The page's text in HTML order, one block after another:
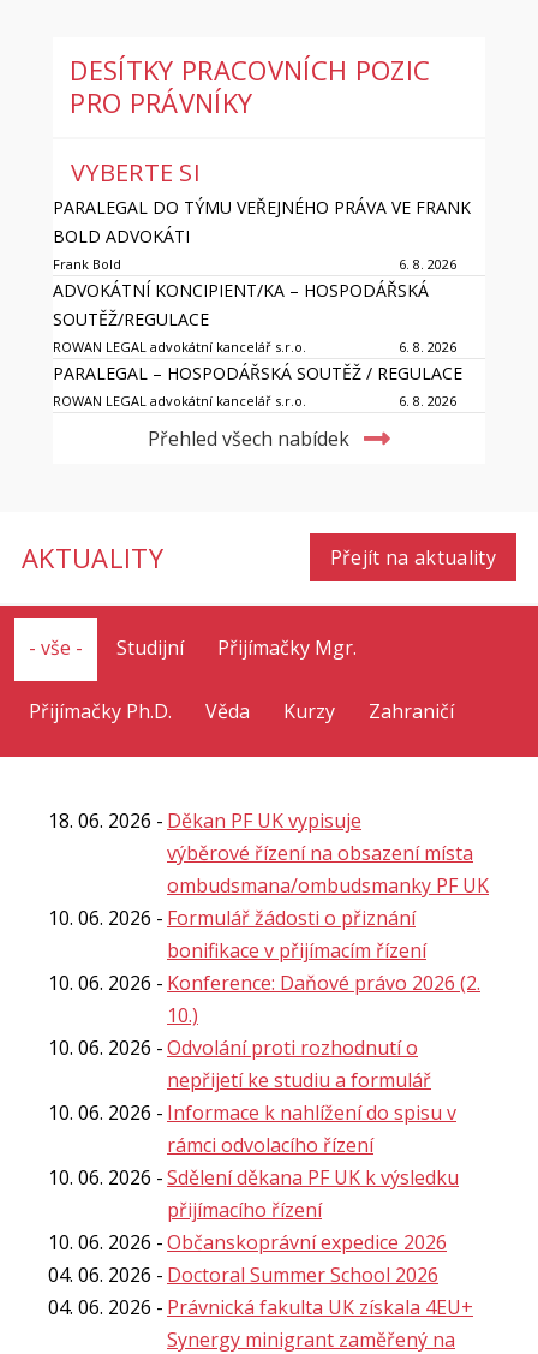
DESÍTKY PRACOVNÍCH POZIC
PRO PRÁVNÍKY
VYBERTE SI
PARALEGAL DO TÝMU VEŘEJNÉHO PRÁVA VE FRANK
BOLD ADVOKÁTI
Frank Bold 6. 8. 2026
ADVOKÁTNÍ KONCIPIENT/KA – HOSPODÁŘSKÁ
SOUTĚŽ/REGULACE
ROWAN LEGAL advokátní kancelář s.r.o. 6. 8. 2026
PARALEGAL – HOSPODÁŘSKÁ SOUTĚŽ / REGULACE
ROWAN LEGAL advokátní kancelář s.r.o. 6. 8. 2026
Přehled všech nabídek
AKTUALITY Přejít na aktuality
- vše - Studijní Přijímačky Mgr.
Přijímačky Ph.D. Věda Kurzy Zahraničí
18. 06. 2026
Děkan PF UK vypisuje
výběrové řízení na obsazení místa
ombudsmana/ombudsmanky PF UK
10. 06. 2026
Formulář žádosti o přiznání
bonifikace v přijímacím řízení
10. 06. 2026
Konference: Daňové právo 2026 (2.
10.)
10. 06. 2026
Odvolání proti rozhodnutí o
nepřijetí ke studiu a formulář
10. 06. 2026
Informace k nahlížení do spisu v
rámci odvolacího řízení
10. 06. 2026
Sdělení děkana PF UK k výsledku
přijímacího řízení
10. 06. 2026
Občanskoprávní expedice 2026
04. 06. 2026
Doctoral Summer School 2026
04. 06. 2026
Právnická fakulta UK získala 4EU+
Synergy minigrant zaměřený na